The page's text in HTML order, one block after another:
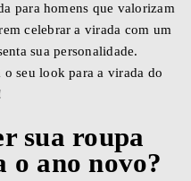
para homens que valorizam
celebrar a virada com um
sua personalidade.
o seu look para a virada do
sua roupa
o ano novo?